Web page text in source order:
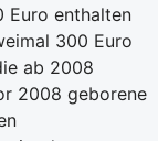
Euro enthalten
300 Euro
ab 2008
2008 geborene